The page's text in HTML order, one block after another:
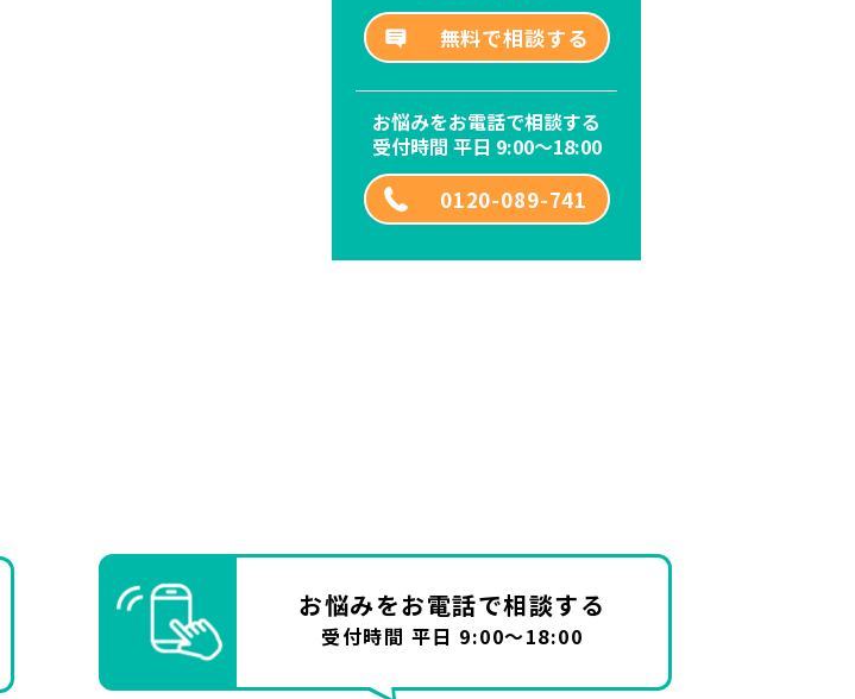
無料で相談する
お悩みをお電話で相談する
受付時間 平日 9:00～18:00
0120-089-741
お悩みをお電話で相談する
受付時間 平日 9:00～18:00